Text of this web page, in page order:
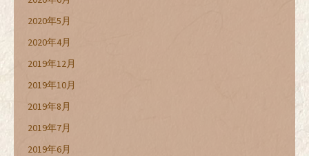
2020年5月
2020年4月
2019年12月
2019年10月
2019年8月
2019年7月
2019年6月